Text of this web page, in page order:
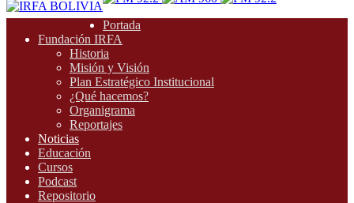
Portada
Fundación IRFA
Historia
Misión y Visión
Plan Estratégico Institucional
¿Qué hacemos?
Organigrama
Reportajes
Noticias
Educación
Cursos
Podcast
Repositorio